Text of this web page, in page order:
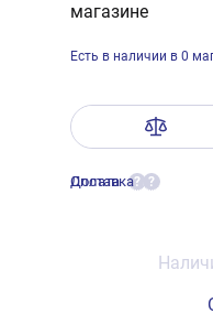
магазине
Есть в наличии в 0
Оплата ?
Доставка ?